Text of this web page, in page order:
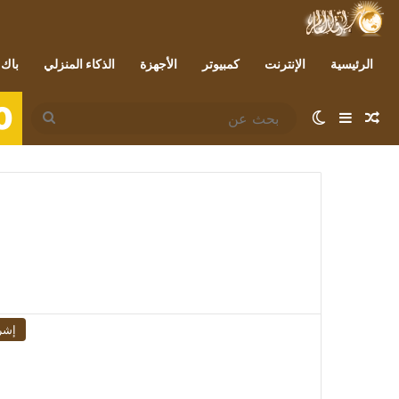
الرئيسية الإنترنت كمبيوتر الأجهزة الذكاء المنزلي
مقال عشوائي
إضافة عمود جانبي
الوضع المظلم
بحث
عن